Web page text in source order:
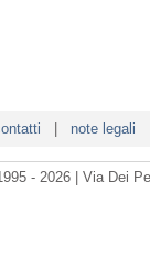
note legali
- 2026 | Via Dei